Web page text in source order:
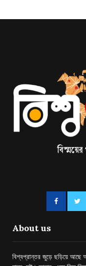
About us
বিশ্বপ্রান্তর জুড়ে ছড়িয়ে আছে